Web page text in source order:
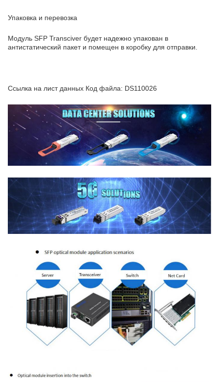
Упаковка и перевозка
Модуль SFP Transciver будет надежно упакован в
антистатический пакет и помещен в коробку для отправки.
Ссылка на лист данных Код файла: DS110026